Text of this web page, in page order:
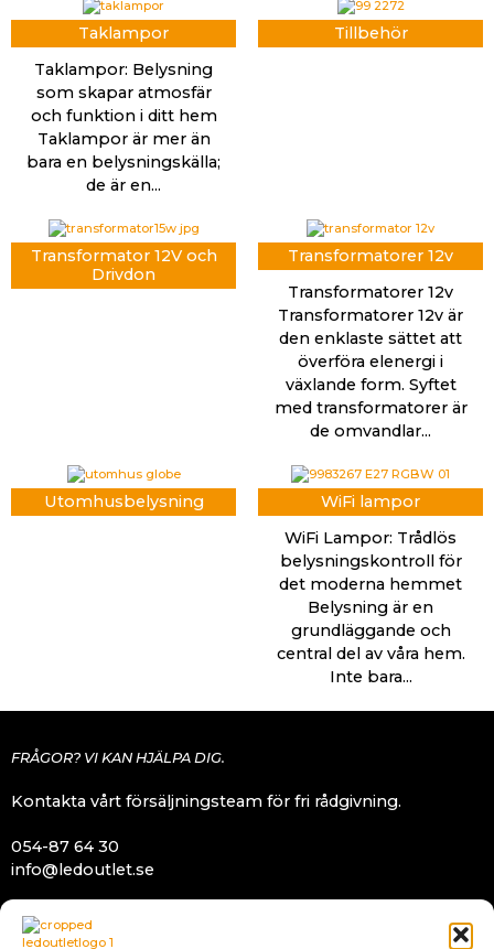
Taklampor
Taklampor: Belysning
som skapar atmosfär
och funktion i ditt hem
Taklampor är mer än
bara en belysningskälla;
de är en...
Tillbehör
Transformator 12V och
Drivdon
Transformatorer 12v
Transformatorer 12v
Transformatorer 12v är
den enklaste sättet att
överföra elenergi i
växlande form. Syftet
med transformatorer är
de omvandlar...
Utomhusbelysning
WiFi lampor
WiFi Lampor: Trådlös
belysningskontroll för
det moderna hemmet
Belysning är en
grundläggande och
central del av våra hem.
Inte bara...
FRÅGOR? VI KAN HJÄLPA DIG.
Kontakta vårt försäljningsteam för fri rådgivning.
054-87 64 30
info@ledoutlet.se
BETALNINGSMETODER